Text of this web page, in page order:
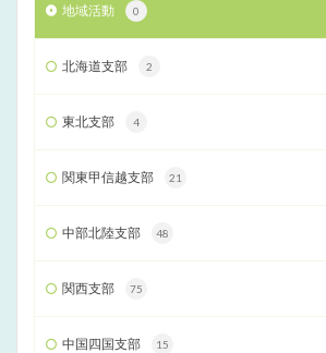
地域活動 0
北海道支部 2
東北支部 4
関東甲信越支部 21
中部北陸支部 48
関西支部 75
中国四国支部 15